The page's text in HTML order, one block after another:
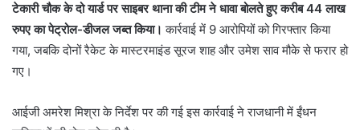
टेकारी चौक के दो यार्ड पर साइबर थाना की टीम ने धावा बोलते हुए करीब 44 लाख
रुपए का पेट्रोल-डीजल जब्त किया। कार्रवाई में 9 आरोपियों को गिरफ्तार किया
गया, जबकि दोनों रैकेट के मास्टरमाइंड सूरज शाह और उमेश साव मौके से फरार हो
गए।
आईजी अमरेश मिश्रा के निर्देश पर की गई इस कार्रवाई ने राजधानी में ईंधन